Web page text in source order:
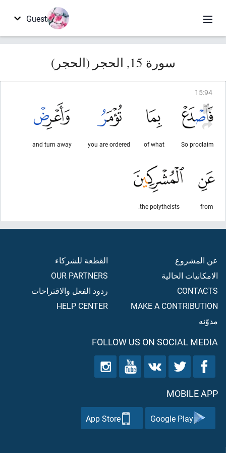
Guest
سورة 15, الحجر (الحجر)
15:94
So proclaim
of what
you are ordered
and turn away
from
the polytheists.
عن المشروع
الامكانيات الحالية
CONTACTS
MAKE A CONTRIBUTION
مدوّنه
القطعة للشركاء
OUR PARTNERS
ردود الفعل والاقتراحات
HELP CENTER
FOLLOW US ON SOCIAL MEDIA
MOBILE APP
Google Play
App Store